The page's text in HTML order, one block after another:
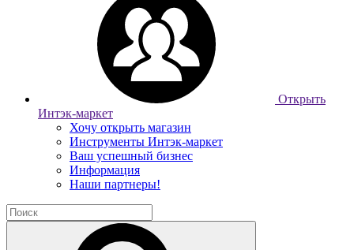
Открыть
Интэк-маркет
Хочу открыть магазин
Инструменты Интэк-маркет
Ваш успешный бизнес
Информация
Наши партнеры!